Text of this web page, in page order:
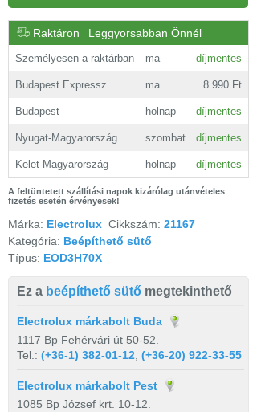
Raktáron Leggyorsabban Önnél
Személyesen a raktárban ma díjmentes
Budapest Expressz ma 8 990 Ft
Budapest holnap díjmentes
Nyugat-Magyarország szombat díjmentes
Kelet-Magyarország holnap díjmentes
A feltüntetett szállítási napok kizárólag utánvételes
fizetés esetén érvényesek!
Márka: Electrolux Cikkszám: 21167
Kategória: Beépíthető sütő
Típus: EOD3H70X
Ez a beépíthető sütő megtekinthető
Electrolux márkabolt Buda
1117 Bp Fehérvári út 50-52.
Tel.: (+36-1) 382-01-12, (+36-20) 922-33-55
Electrolux márkabolt Pest
1085 Bp József krt. 10-12.